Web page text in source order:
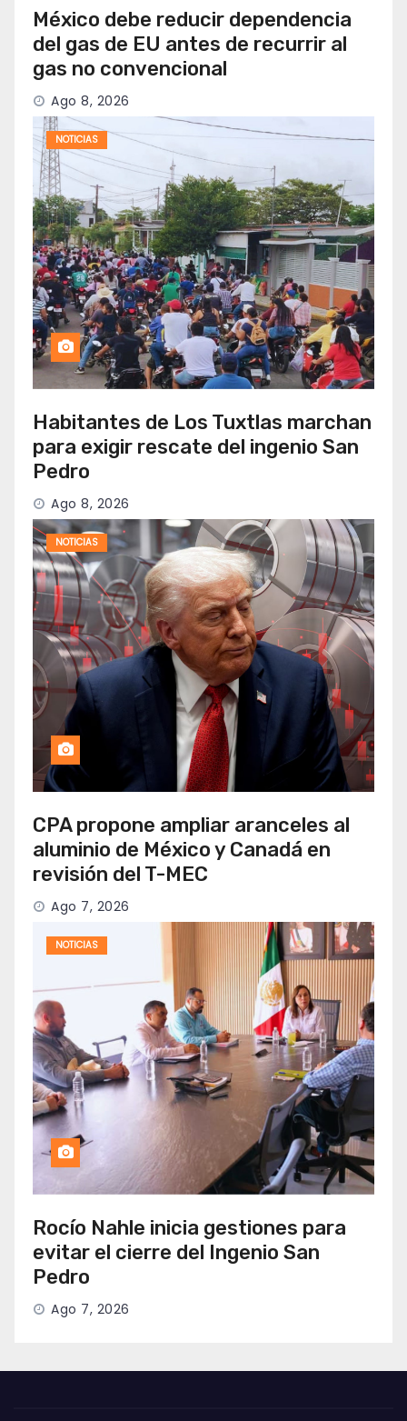
México debe reducir dependencia
del gas de EU antes de recurrir al
gas no convencional
Ago 8, 2026
NOTICIAS
Habitantes de Los Tuxtlas marchan
para exigir rescate del ingenio San
Pedro
Ago 8, 2026
NOTICIAS
CPA propone ampliar aranceles al
aluminio de México y Canadá en
revisión del T-MEC
Ago 7, 2026
NOTICIAS
Rocío Nahle inicia gestiones para
evitar el cierre del Ingenio San
Pedro
Ago 7, 2026